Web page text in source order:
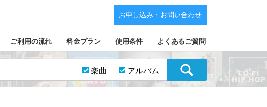
ご利用の流れ 料金プラン 使用条件 よくあるご質問
お申し込み・お問い合わせ
楽曲 アルバム